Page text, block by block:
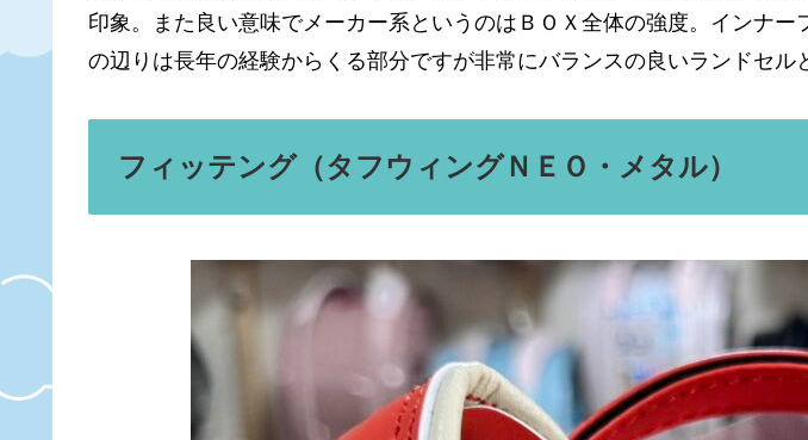
印象。また良い意味でメーカー系というのはＢＯＸ全体の強度。インナ
の辺りは長年の経験からくる部分ですが非常にバランスの良いランドセル
フィッテング（タフウィングＮＥＯ・メタル）